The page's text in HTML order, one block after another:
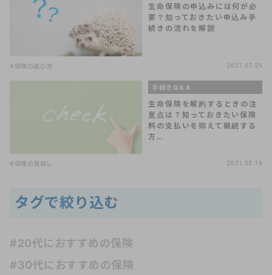
生命保険の申込みには何が必
要？知っておきたい申込み手
続きの流れを解説
#保険の選び方 2021.07.29
手続きQ＆A
生命保険を解約するときの注
意点は？知っておきたい保険
料の支払いを抑えて継続する
方…
#保険の見直し 2021.08.16
タグで絞り込む
#20代におすすめの保険
#30代におすすめの保険